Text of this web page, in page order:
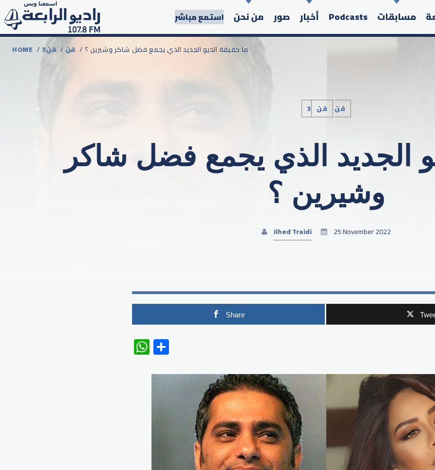
مسابقات Podcasts أخبار صور من نحن استمع مباشر
Search in the website:
HOME / 3فن / فن / ما حقيقة الديو الجديد الذي يجمع فضل شاكر وشيرين ؟
3فن فن
الجديد الذي يجمع فضل شاكر
وشيرين ؟
Jihed Traidi 25 November 2022
Share
WhatsApp